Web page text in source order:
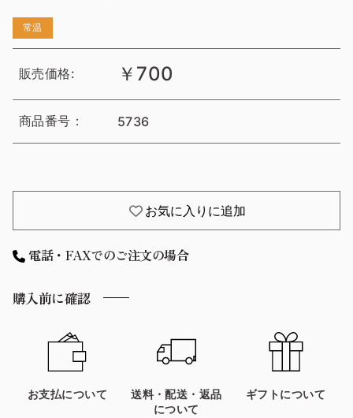
常温
販売価格: ￥700
商品番号： 5736
お気に入りに追加
電話・FAXでのご注文の場合
購入前に確認
お支払について
送料・配送・返品
について
ギフトについて